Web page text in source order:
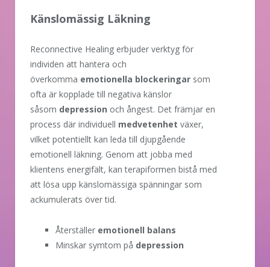
Känslomässig Läkning
Reconnective Healing erbjuder verktyg för
individen att hantera och
överkomma emotionella blockeringar som
ofta är kopplade till negativa känslor
såsom depression och ångest. Det främjar en
process där individuell medvetenhet växer,
vilket potentiellt kan leda till djupgående
emotionell läkning. Genom att jobba med
klientens energifält, kan terapiformen bistå med
att lösa upp känslomässiga spänningar som
ackumulerats över tid.
Återställer emotionell balans
Minskar symtom på depression